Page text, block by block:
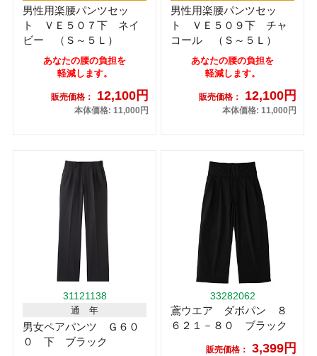
男性用楽腰パンツセッ
ト ＶＥ５０７下 ネイ
ビー （Ｓ～５Ｌ）
あなたの腰の負担を
軽減します。
販売価格： 12,100円
本体価格: 11,000円
男性用楽腰パンツセッ
ト ＶＥ５０９下 チャ
コール （Ｓ～５Ｌ）
あなたの腰の負担を
軽減します。
販売価格： 12,100円
本体価格: 11,000円
31121138
通 年
男女ペアパンツ Ｇ６０
０ 下 ブラック
33282062
鳶ウエア ダボパン ８
６２１－８０ ブラック
販売価格： 3,399円